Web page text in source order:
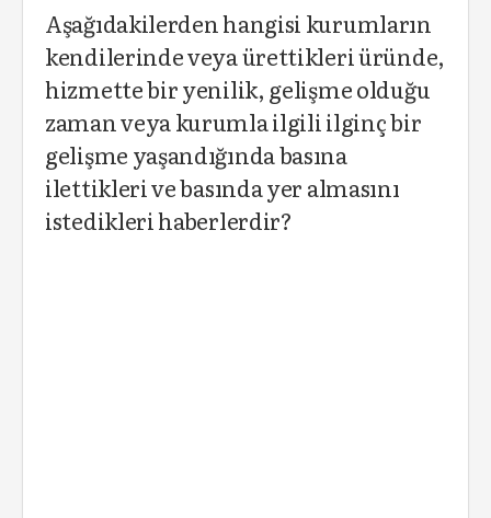
Aşağıdakilerden hangisi kurumların
kendilerinde veya ürettikleri üründe,
hizmette bir yenilik, gelişme olduğu
zaman veya kurumla ilgili ilginç bir
gelişme yaşandığında basına
ilettikleri ve basında yer almasını
istedikleri haberlerdir?